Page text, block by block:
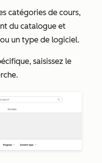
catégories de cours,
du catalogue et
un type de logiciel.
saisissez le